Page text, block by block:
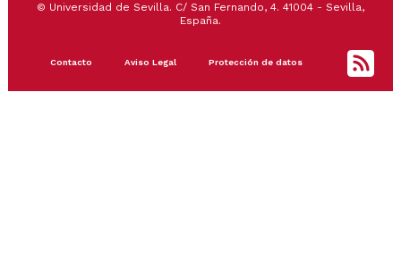
© Universidad de Sevilla. C/ San Fernando, 4. 41004 - Sevilla,
España.
Footer
menu
Contacto Aviso Legal Protección de datos